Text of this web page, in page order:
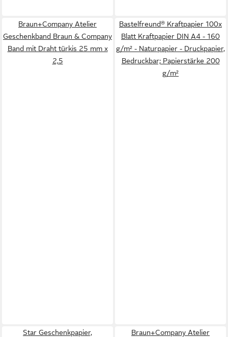
Braun+Company Atelier
Geschenkband Braun & Company
Band mit Draht türkis 25 mm x
2,5
Bastelfreund® Kraftpapier 100x
Blatt Kraftpapier DIN A4 - 160
g/m² - Naturpapier - Druckpapier,
Bedruckbar; Papierstärke 200
g/m²
Star Geschenkpapier,
Braun+Company Atelier